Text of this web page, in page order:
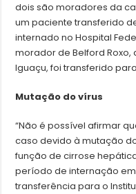
dois são moradores da
um paciente transferido
internado no Hospital
morador de Belford
Iguaçu, foi transferido
Mutação do vírus
“Não é possível afirmar
caso devido à mutação
função de cirrose
período de internação
transferência para o